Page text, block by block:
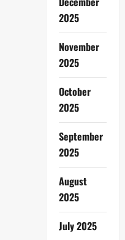
2025
November
2025
October
2025
September
2025
August
2025
July 2025